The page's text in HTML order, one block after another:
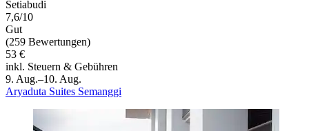
Setiabudi
7,6/10
Gut
(259 Bewertungen)
53 €
inkl. Steuern & Gebühren
9. Aug.–10. Aug.
Aryaduta Suites Semanggi